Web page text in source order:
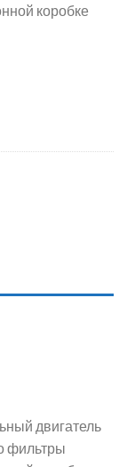
коробке
двигатель
фильтры